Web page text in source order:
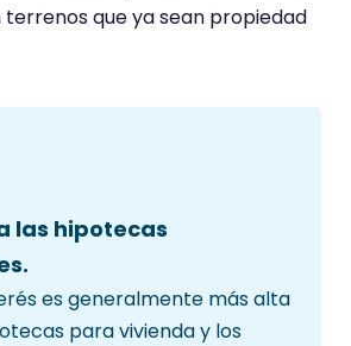
terrenos que ya sean propiedad
las hipotecas
es generalmente más alta
para vivienda y los